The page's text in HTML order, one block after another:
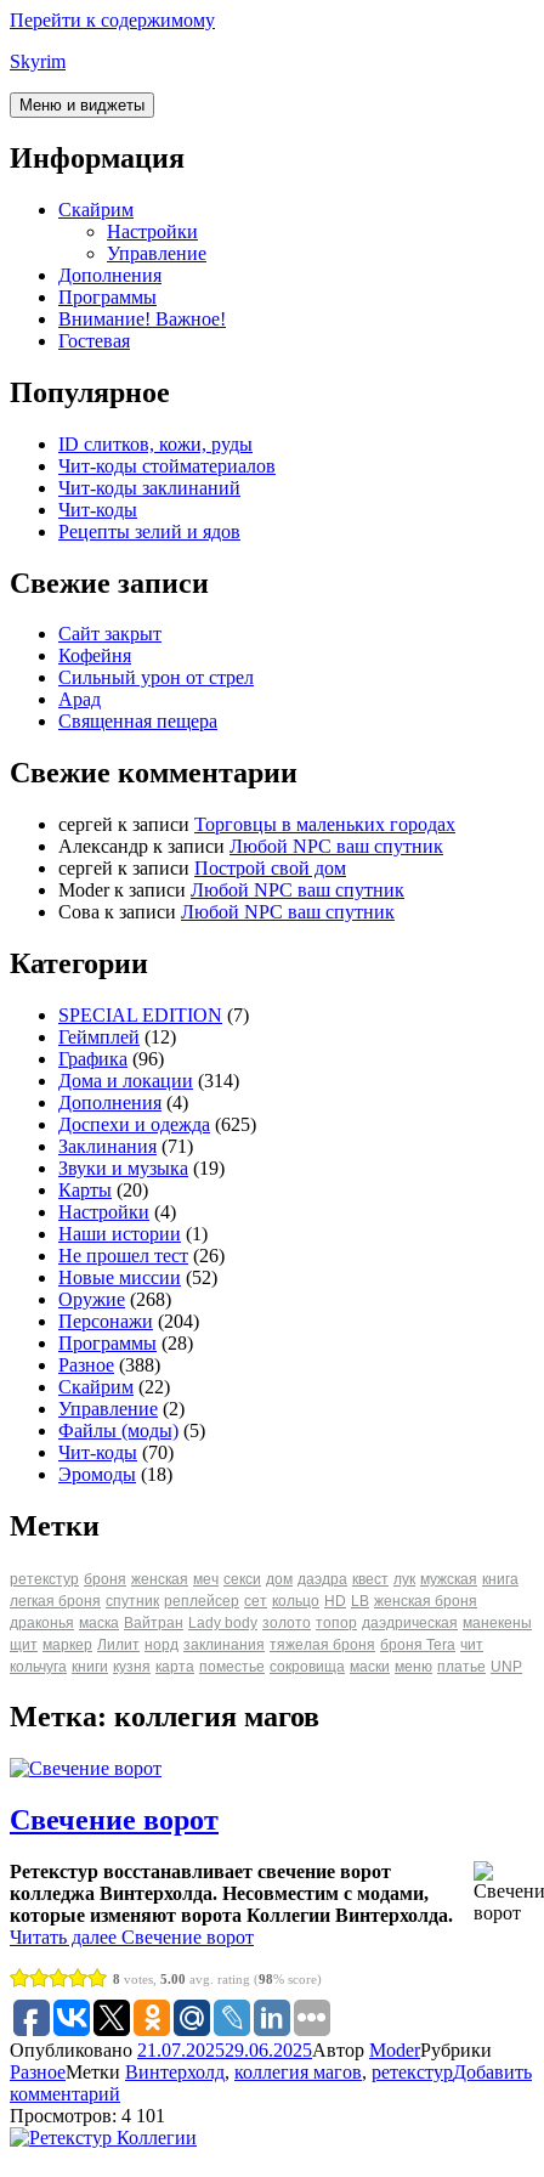
Перейти к содержимому
Skyrim
Меню и виджеты
Информация
Скайрим
Настройки
Управление
Дополнения
Программы
Внимание! Важное!
Гостевая
Популярное
ID слитков, кожи, руды
Чит-коды стойматериалов
Чит-коды заклинаний
Чит-коды
Рецепты зелий и ядов
Свежие записи
Сайт закрыт
Кофейня
Cильный урон от стрел
Арад
Священная пещера
Свежие комментарии
cергей к записи Торговцы в маленьких городах
Александр к записи Любой NPC ваш спутник
cергей к записи Построй свой дом
Moderк записи Любой NPC ваш спутник
Сова к записи Любой NPC ваш спутник
Категории
SPECIAL EDITION (7)
Геймплей (12)
Графика (96)
Дома и локации (314)
Дополнения (4)
Доспехи и одежда (625)
Заклинания (71)
Звуки и музыка (19)
Карты (20)
Настройки (4)
Наши истории (1)
Не прошел тест (26)
Новые миссии (52)
Оружие (268)
Персонажи (204)
Программы (28)
Разное (388)
Скайрим (22)
Управление (2)
Файлы (моды) (5)
Чит-коды (70)
Эромоды (18)
Метки
ретекстур броня женская меч секси дом даэдра квест лук мужская книга
легкая броня спутник реплейсер сет кольцо HD LB женская броня
драконья маска Вайтран Lady body золото топор даэдрическая манекены
щит маркер Лилит норд заклинания тяжелая броня броня Tera чит
кольчуга книги кузня карта поместье сокровища маски меню платье UNP
Метка: коллегия магов
Свечение ворот
Ретекстур восстанавливает свечение ворот
колледжа Винтерхолда. Несовместим с модами,
которые изменяют ворота Коллегии Винтерхолда.
Читать далее Свечение ворот
8 votes, 5.00 avg. rating (98% score)
Опубликовано 21.07.202529.06.2025Автор ModerРубрики
РазноеМетки Винтерхолд, коллегия магов, ретекстурДобавить
комментарий
Просмотров: 4 101